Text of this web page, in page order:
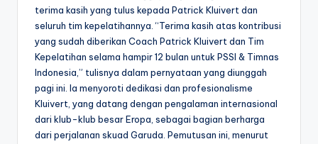
terima kasih yang tulus kepada Patrick Kluivert dan
seluruh tim kepelatihannya. “Terima kasih atas kontribusi
yang sudah diberikan Coach Patrick Kluivert dan Tim
Kepelatihan selama hampir 12 bulan untuk PSSI & Timnas
Indonesia,” tulisnya dalam pernyataan yang diunggah
pagi ini. Ia menyoroti dedikasi dan profesionalisme
Kluivert, yang datang dengan pengalaman internasional
dari klub-klub besar Eropa, sebagai bagian berharga
dari perjalanan skuad Garuda. Pemutusan ini, menurut